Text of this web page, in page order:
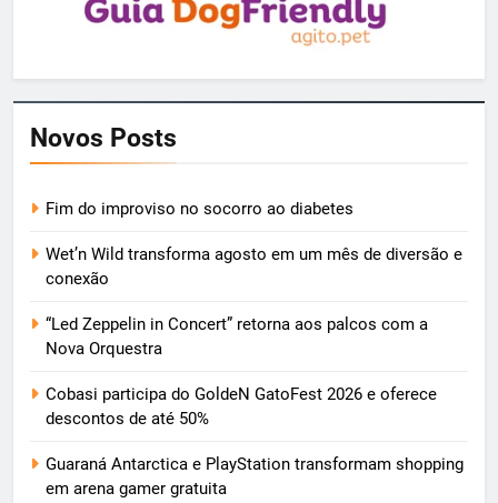
Novos Posts
Fim do improviso no socorro ao diabetes
Wet’n Wild transforma agosto em um mês de diversão e
conexão
“Led Zeppelin in Concert” retorna aos palcos com a
Nova Orquestra
Cobasi participa do GoldeN GatoFest 2026 e oferece
descontos de até 50%
Guaraná Antarctica e PlayStation transformam shopping
em arena gamer gratuita